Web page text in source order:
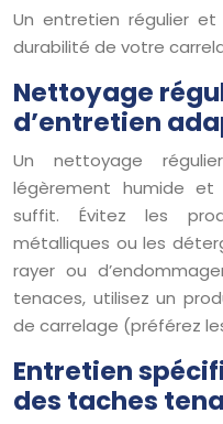
Un entretien régulier
durabilité de votre
Nettoyage
d’entretien
Un nettoyage
légèrement humide
suffit. Évitez les
métalliques ou les
rayer ou
tenaces, utilisez un
de carrelage (préférez
Entretien
des taches